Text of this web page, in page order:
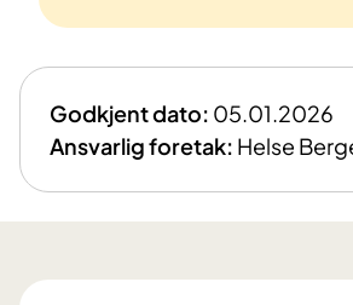
Godkjent dato: 05.01.2026
Ansvarlig foretak: Helse